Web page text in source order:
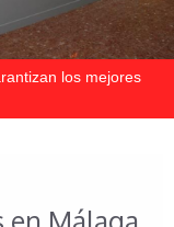
los mejores